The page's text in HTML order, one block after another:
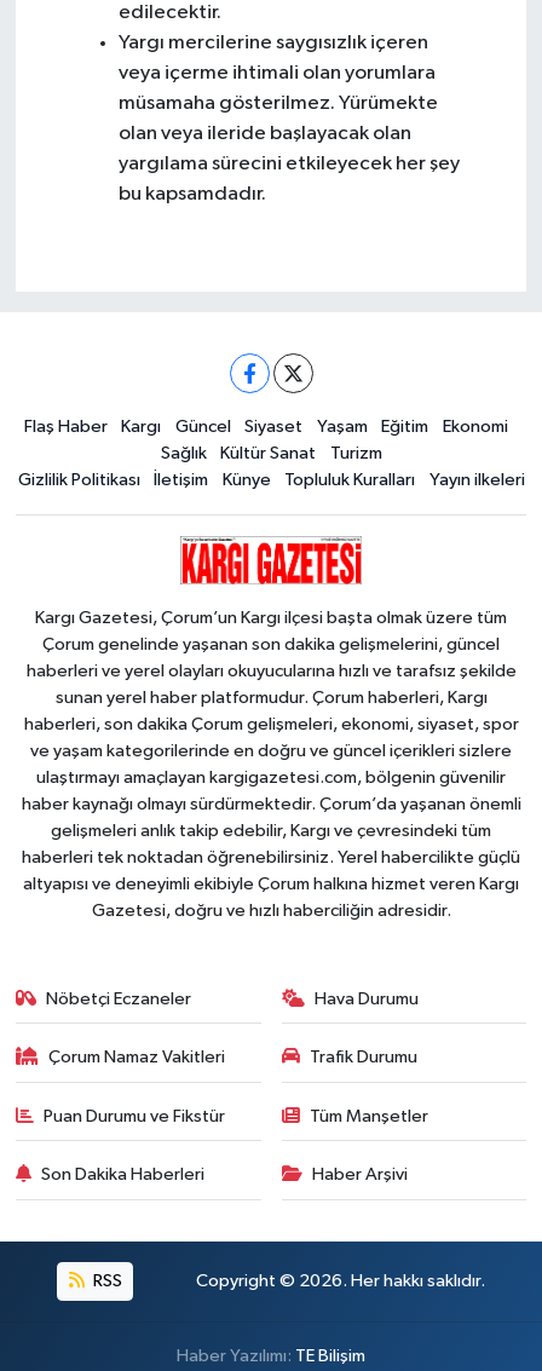
edilecektir.
Yargı mercilerine saygısızlık içeren
veya içerme ihtimali olan yorumlara
müsamaha gösterilmez. Yürümekte
olan veya ileride başlayacak olan
yargılama sürecini etkileyecek her şey
bu kapsamdadır.
Flaş Haber Kargı Güncel Siyaset Yaşam Eğitim
Ekonomi
Sağlık
Kültür Sanat
Turizm
Gizlilik Politikası
İletişim Künye Topluluk Kuralları Yayın ilkeleri
Kargı Gazetesi, Çorum’un Kargı ilçesi başta olmak üzere tüm
Çorum genelinde yaşanan son dakika gelişmelerini, güncel
haberleri ve yerel olayları okuyucularına hızlı ve tarafsız şekilde
sunan yerel haber platformudur. Çorum haberleri, Kargı
haberleri, son dakika Çorum gelişmeleri, ekonomi, siyaset, spor
ve yaşam kategorilerinde en doğru ve güncel içerikleri sizlere
ulaştırmayı amaçlayan kargigazetesi.com, bölgenin güvenilir
haber kaynağı olmayı sürdürmektedir. Çorum’da yaşanan önemli
gelişmeleri anlık takip edebilir, Kargı ve çevresindeki tüm
haberleri tek noktadan öğrenebilirsiniz. Yerel habercilikte güçlü
altyapısı ve deneyimli ekibiyle Çorum halkına hizmet veren Kargı
Gazetesi, doğru ve hızlı haberciliğin adresidir.
Nöbetçi Eczaneler Hava Durumu
Çorum Namaz Vakitleri Trafik Durumu
Puan Durumu ve Fikstür Tüm Manşetler
Son Dakika Haberleri Haber Arşivi
RSS Copyright © 2026. Her hakkı saklıdır.
Haber Yazılımı: TE Bilişim